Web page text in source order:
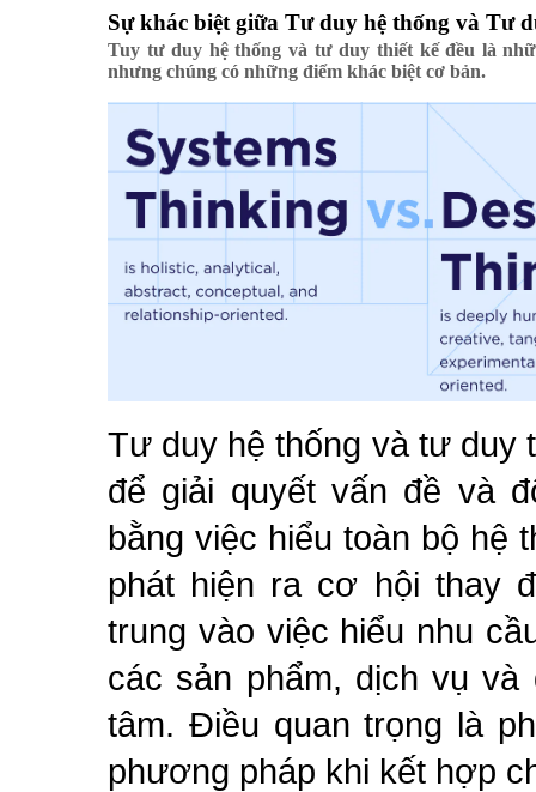
Sự khác biệt giữa Tư duy hệ thống và Tư
Tuy tư duy hệ thống và tư duy thiết kế đều là
nhưng chúng có những điểm khác biệt cơ bản.
Tư duy hệ thống và tư duy
để giải quyết vấn đề và
bằng việc hiểu toàn bộ hệ
phát hiện ra cơ hội thay
trung vào việc hiểu nhu
các sản phẩm, dịch vụ
tâm. Điều quan trọng là
phương pháp khi kết hợp